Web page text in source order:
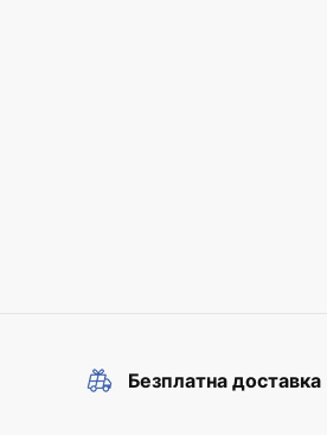
Безплатна доставка